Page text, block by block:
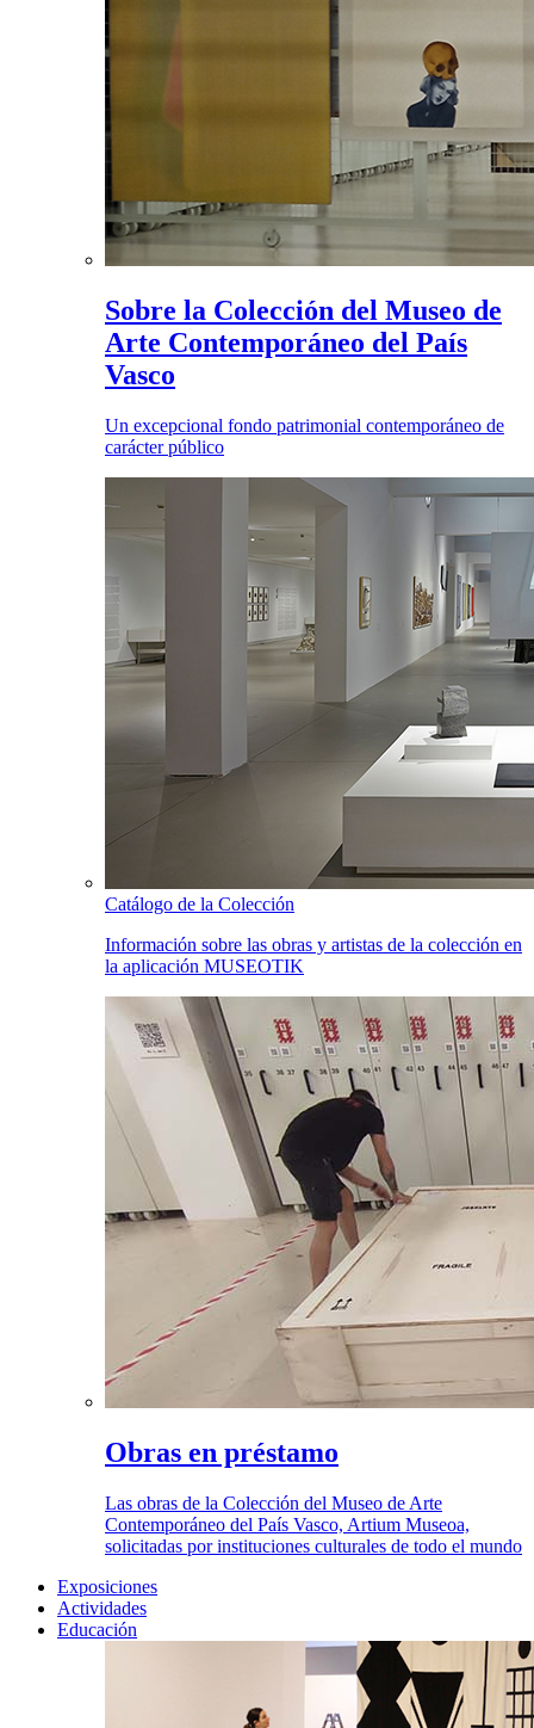
Sobre la Colección del Museo de
Arte Contemporáneo del País
Vasco
Un excepcional fondo patrimonial contemporáneo de
carácter público
Catálogo de la Colección
Información sobre las obras y artistas de la colección en
la aplicación MUSEOTIK
Obras en préstamo
Las obras de la Colección del Museo de Arte
Contemporáneo del País Vasco, Artium Museoa,
solicitadas por instituciones culturales de todo el mundo
Exposiciones
Actividades
Educación